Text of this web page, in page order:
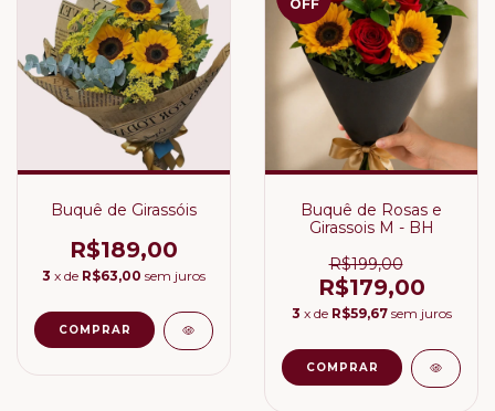
Buquê de Girassóis
R$189,00
3 x de R$63,00 sem juros
OFF
Buquê de Rosas e
Girassois M - BH
R$199,00
R$179,00
3 x de R$59,67 sem juros